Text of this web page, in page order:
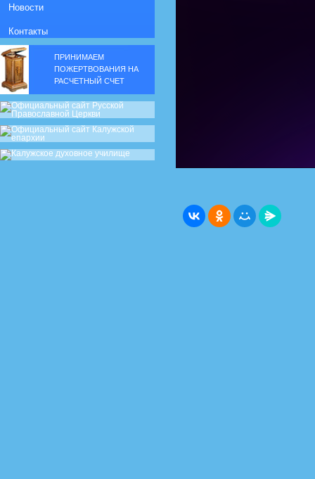
Новости
Контакты
ПРИНИМАЕМ
ПОЖЕРТВОВАНИЯ НА
РАСЧЕТНЫЙ СЧЕТ